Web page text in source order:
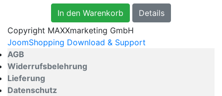
In den Warenkorb
Details
Copyright MAXXmarketing GmbH
JoomShopping Download & Support
AGB
Widerrufsbelehrung
Lieferung
Datenschutz